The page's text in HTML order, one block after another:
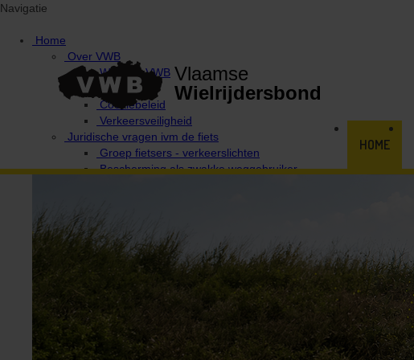
Navigatie
Home
Over VWB
Waarom VWB
Privacy
Cookiebeleid
Verkeersveiligheid
Juridische vragen ivm de fiets
Groep fietsers - verkeerslichten
Bescherming als zwakke weggebruiker
Campagne Fietsen in harmonie
De 10 geboden van de wielertoerist / MTB'er
Verkeerswetgeving voor fietsers
Verantwoordelijke Integriteit / Ethiek
Media & wedstrijden
VWB Foto-Challenges
Foto-challenge 2020
Vlaamse
Wielrijdersbond
HOME